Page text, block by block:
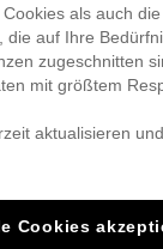
als auch
auf Ihre
zugeschnitten
mit größtem
aktualisieren
Cookies